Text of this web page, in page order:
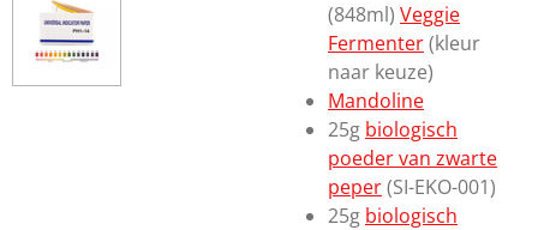
(848ml) Veggie
Fermenter(kleur
naar keuze)
Mandoline
25g biologisch
poeder van zwarte
peper(SI-EKO-001)
25g biologisch